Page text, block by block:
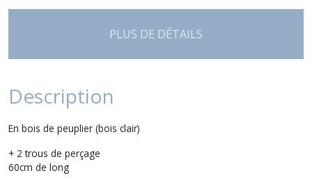
PLUS DE DÉTAILS
Description
En bois de peuplier (bois clair)
+ 2 trous de perçage
60cm de long